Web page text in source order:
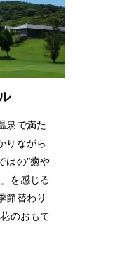
泉で満た
りながら
はの“癒や
を感じる
節替わり
のおもて